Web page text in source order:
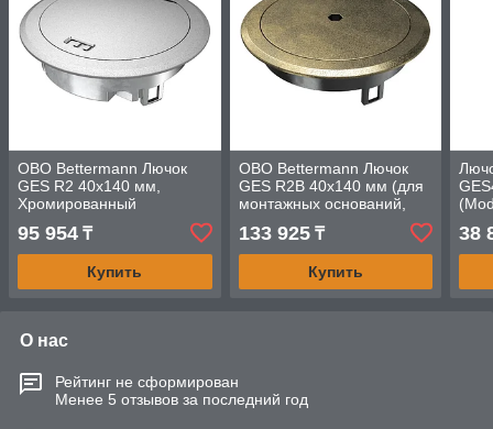
OBO Bettermann Лючок
GES R2 40х140 мм,
Хромированный
95 954 ₸
Купить
OBO Bettermann Лючок
GES R2B 40х140 мм (для
монтажных оснований,
латунный) с ключом
133 925₸
Купить
38
О нас
Рейтинг не сформирован
Менее 5 отзывов за последний год